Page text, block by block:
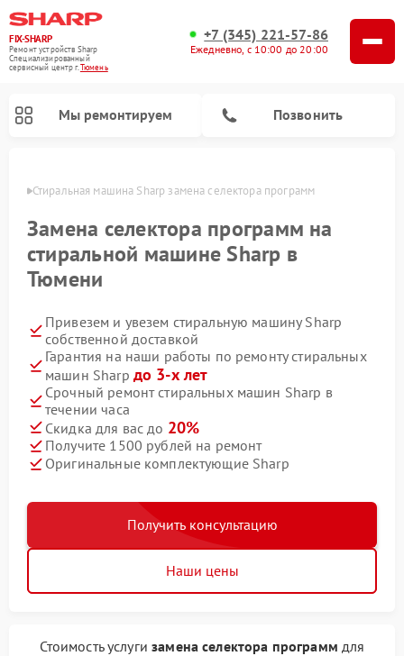
FIX-SHARP
Ремонт устройств Sharp
Специализированный
cервисный центр г.Тюмень
+7 (345) 221-57-86
Ежедневно, с 10:00 до 20:00
Мы ремонтируем Позвонить
Стиральная машина Sharp замена селектора программ
Замена селектора программ на
стиральной машине Sharp в
Тюмени
Привезем и увезем стиральную машину Sharp
собственной доставкой
Гарантия на наши работы по ремонту стиральных
машин Sharp до 3-х лет
Срочный ремонт стиральных машин Sharp в
течении часа
Скидка для вас до 20%
Получите 1500 рублей на ремонт
Оригинальные комплектующие Sharp
Получить консультацию
Наши цены
Стоимость услугизамена селектора программ для